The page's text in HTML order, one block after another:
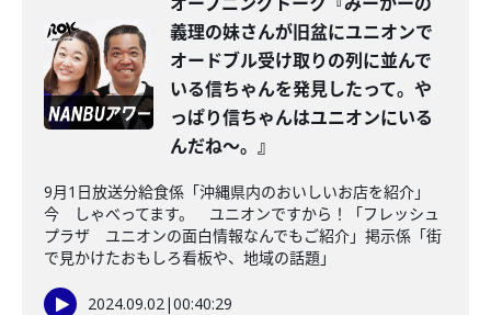
義理の妹さんが旧盆にユニオンで
オードブル受け取りの列に並んで
いる信ちゃんを発見したって。や
っぱり信ちゃんはユニオンにいる
んだね～。』
9月1日放送分給食係「沖縄県内のおいしいお店を紹介」
今 しゃべってます。 ユニオンですから！「フレッシュ
プラザ ユニオンの面白情報なんでもご紹介」掲示係「街
で見かけたおもしろ看板や、地域の話題」
2024.09.02|00:40:29